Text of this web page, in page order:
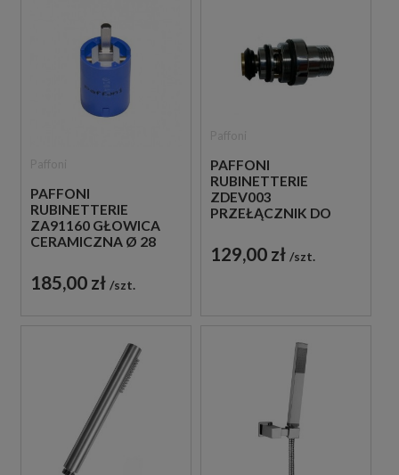
PAFFONI
RUBINETTERIE
ZA91160 GŁOWICA
CERAMICZNA Ø 28
185,00 zł szt.
PAFFONI
RUBINETTERIE
ZDEV003
PRZEŁĄCZNIK DO
WANNOWYCH
ŚCIENNYCH
129,00 zł szt.